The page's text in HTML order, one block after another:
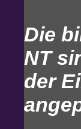
Die
NT
der